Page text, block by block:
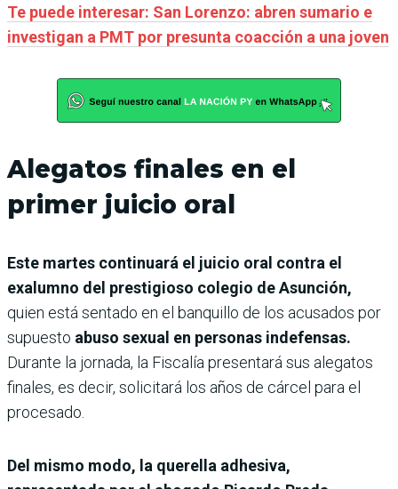
Te puede interesar: San Lorenzo: abren sumario e
investigan a PMT por presunta coacción a una joven
Alegatos finales en el
primer juicio oral
Este martes continuará el juicio oral contra el
exalumno del prestigioso colegio de Asunción,
quien está sentado en el banquillo de los acusados por
supuesto abuso sexual en personas indefensas.
Durante la jornada, la Fiscalía presentará sus alegatos
finales, es decir, solicitará los años de cárcel para el
procesado.
Del mismo modo, la querella adhesiva,